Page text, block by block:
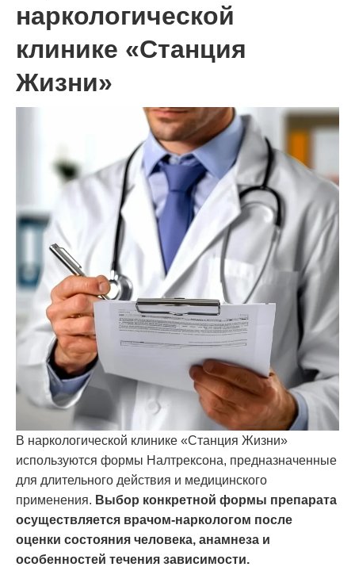
наркологической
клинике «Станция
Жизни»
В наркологической клинике «Станция Жизни»
используются формы Налтрексона, предназначенные
для длительного действия и медицинского
применения. Выбор конкретной формы препарата
осуществляется врачом-наркологом после
оценки состояния человека, анамнеза и
особенностей течения зависимости.